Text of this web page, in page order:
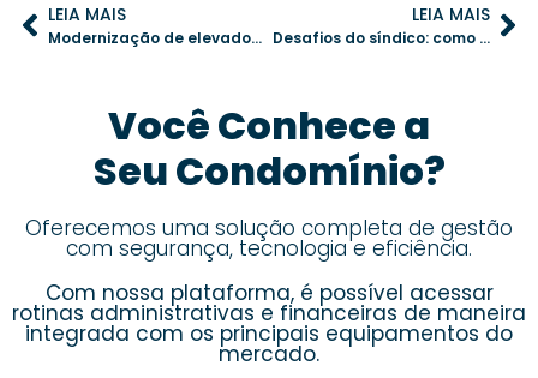
LEIA MAIS
Modernização de elevadores: como garantir a segurança e a eficiência do seu condomínio
LEIA MAIS
Desafios do síndico: como superá-los com tecnologia
Você Conhece a
Seu Condomínio?
Oferecemos uma solução completa de gestão
com segurança, tecnologia e eficiência.
Com nossa plataforma, é possível acessar
rotinas administrativas e financeiras de maneira
integrada com os principais equipamentos do
mercado.